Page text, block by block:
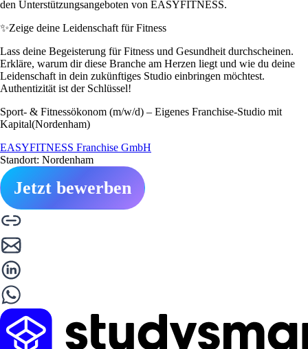
den Unterstützungsangeboten von EASYFITNESS.
✨Zeige deine Leidenschaft für Fitness
Lass deine Begeisterung für Fitness und Gesundheit durchscheinen.
Erkläre, warum dir diese Branche am Herzen liegt und wie du deine
Leidenschaft in dein zukünftiges Studio einbringen möchtest.
Authentizität ist der Schlüssel!
Sport- & Fitnessökonom (m/w/d) – Eigenes Franchise-Studio mit
Kapital(Nordenham)
EASYFITNESS Franchise GmbH
Standort: Nordenham
Jetzt bewerben